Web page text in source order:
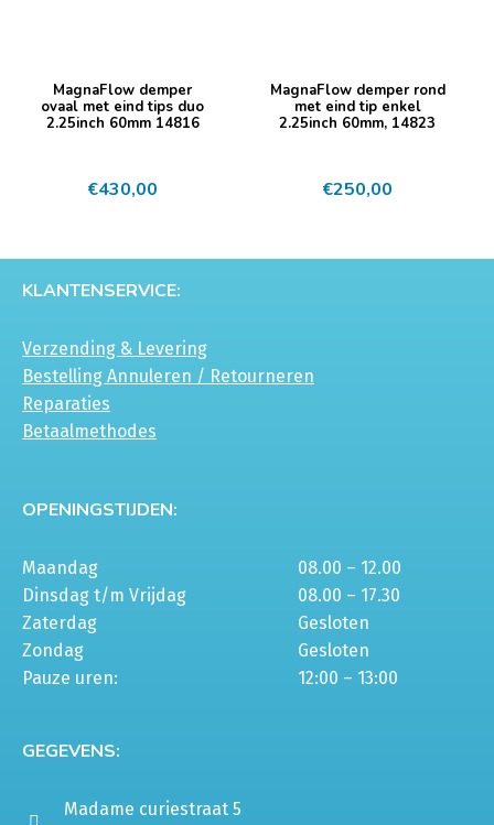
MagnaFlow demper
ovaal met eind tips duo
2.25inch 60mm 14816
€430,00
MagnaFlow demper rond
met eind tip enkel
2.25inch 60mm, 14823
€250,00
KLANTENSERVICE:
Verzending & Levering
Bestelling Annuleren / Retourneren
Reparaties
Betaalmethodes
OPENINGSTIJDEN:
Maandag
08.00 – 12.00
Dinsdag t/m Vrijdag
08.00 – 17.30
Zaterdag
Gesloten
Zondag
Gesloten
Pauze uren:
12:00 – 13:00
GEGEVENS:
Madame curiestraat 5